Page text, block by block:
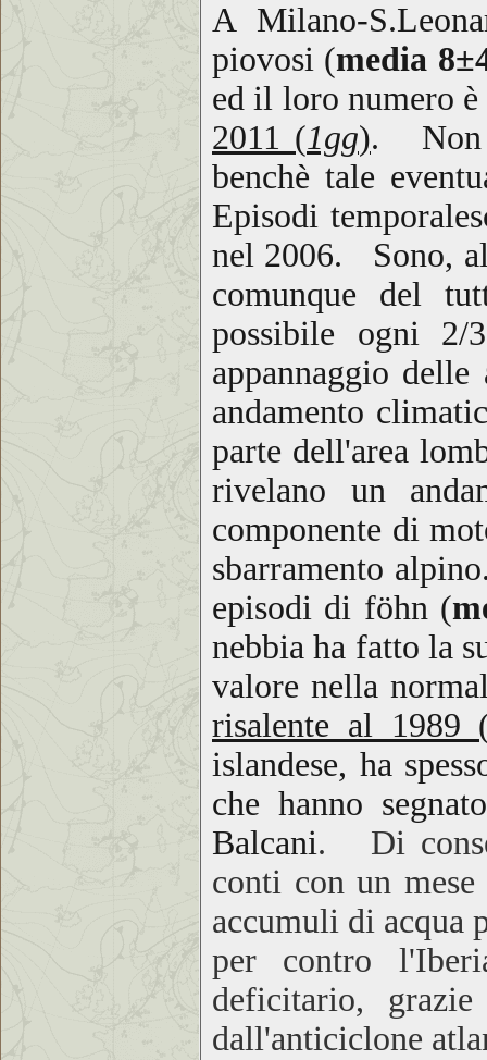
A Milano-
piovosi (media
ed il loro numero
2011 (1gg). Non
benchè tale
Episodi
nel 2006. Sono,
comunque del
possibile ogni
appannaggio
andamento
parte dell'area
rivelano un
componente di
sbarramento alpino
episodi di föhn (
nebbia ha fatto la
valore nella
risalente al 1989
islandese, ha
che hanno
Balcani. Di
conti con un
accumuli di acqua
per contro
deficitario,
dall'anticiclone